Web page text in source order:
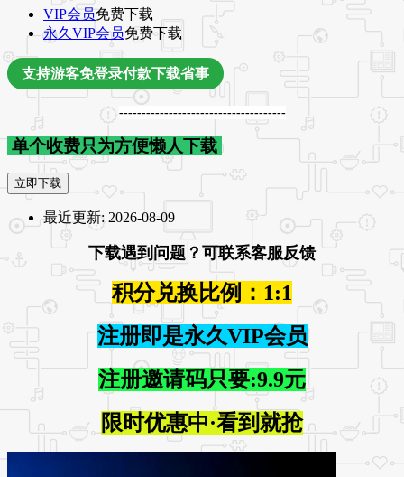
VIP会员免费下载
永久VIP会员免费下载
支持游客免登录付款下载省事
-------------------------------------
单个收费只为方便懒人下载
立即下载
最近更新: 2026-08-09
下载遇到问题？可联系客服反馈
积分兑换比例：1:1
注册即是永久VIP会员
注册邀请码只要:9.9元
限时优惠中·看到就抢